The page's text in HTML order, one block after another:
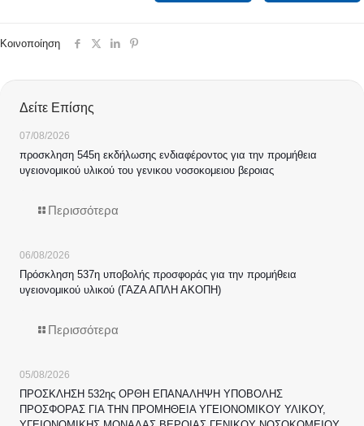
Κοινοποίηση
Δείτε Επίσης
07/08/2026
προσκληση 545η εκδήλωσης ενδιαφέροντος για την προμήθεια
υγειονομικού υλικού του γενικου νοσοκομειου βεροιας
Περισσότερα
06/08/2026
Πρόσκληση 537η υποβολής προσφοράς για την προμήθεια
υγειονομικού υλικού (ΓΑΖΑ ΑΠΛΗ ΑΚΟΠΗ)
Περισσότερα
05/08/2026
ΠΡΟΣΚΛΗΣΗ 532ης ΟΡΘΗ ΕΠΑΝΑΛΗΨΗ ΥΠΟΒΟΛΗΣ
ΠΡΟΣΦΟΡΑΣ ΓΙΑ ΤΗΝ ΠΡΟΜΗΘΕΙΑ ΥΓΕΙΟΝΟΜΙΚΟΥ ΥΛΙΚΟΥ,